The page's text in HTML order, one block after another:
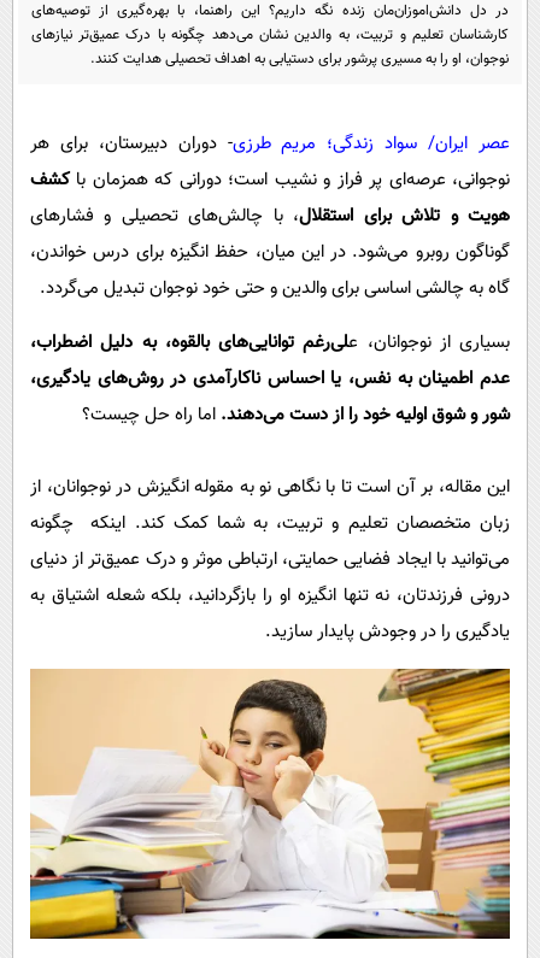
سرگرمی
فناوری
حوادث
محیط زیست
اجتماعی
حیات وحش
پیامک
روانشناسی
دانلود
در دل دانش‌اموزان‌مان زنده نگه داریم؟ این راهنما، با بهره‌گیری از توصیه‌های
کارشناسان تعلیم و تربیت، به والدین نشان می‌دهد چگونه با درک عمیق‌تر نیازهای
نوجوان، او را به مسیری پرشور برای دستیابی به اهداف تحصیلی هدایت کنند.
عصر ایران/ سواد زندگی؛ مریم طرزی- دوران دبیرستان، برای هر
نوجوانی، عرصه‌ای پر فراز و نشیب است؛ دورانی که همزمان باکشف
هویت و تلاش برای استقلال، با چالش‌های تحصیلی و فشارهای
گوناگون روبرو می‌شود. در این میان، حفظ انگیزه برای درس خواندن،
گاه به چالشی اساسی برای والدین و حتی خود نوجوان تبدیل می‌گردد.
بسیاری از نوجوانان، علی‌رغم توانایی‌های بالقوه، به دلیل اضطراب،
عدم اطمینان به نفس، یا احساس ناکارآمدی در روش‌های یادگیری،
شور و شوق اولیه خود را از دست می‌دهند. اما راه حل چیست؟
این مقاله، بر آن است تا با نگاهی نو به مقوله انگیزش در نوجوانان، از
زبان متخصصان تعلیم و تربیت، به شما کمک کند. اینکه چگونه
می‌توانید با ایجاد فضایی حمایتی، ارتباطی موثر و درک عمیق‌تر از دنیای
درونی فرزندتان، نه تنها انگیزه او را بازگردانید، بلکه شعله اشتیاق به
یادگیری را در وجودش پایدار سازید.